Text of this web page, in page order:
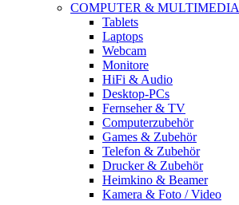
COMPUTER & MULTIMEDIA
Tablets
Laptops
Webcam
Monitore
HiFi & Audio
Desktop-PCs
Fernseher & TV
Computerzubehör
Games & Zubehör
Telefon & Zubehör
Drucker & Zubehör
Heimkino & Beamer
Kamera & Foto / Video